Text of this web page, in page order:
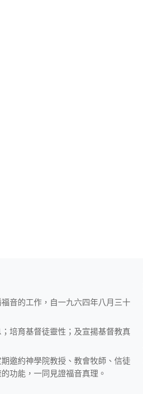
音的工作，自一九六四年八月三十
培育基督徒靈性；及宣揚基督教真
邀約神學院教授、教會牧師、信徒
功能，一同見證福音真理。